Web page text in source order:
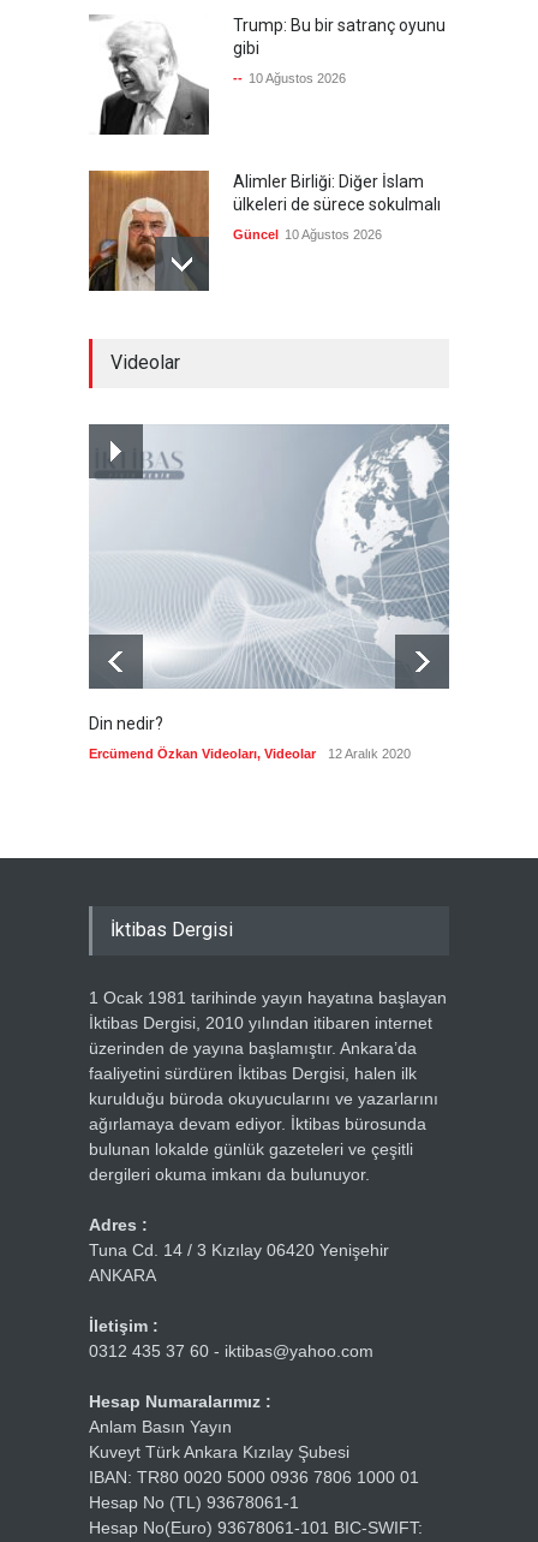
Trump: Bu bir satranç oyunu
gibi
-- 10 Ağustos 2026
Alimler Birliği: Diğer İslam
ülkeleri de sürece sokulmalı
Güncel 10 Ağustos 2026
Yemen'de devrik hükümet,
İHA'larla mücadele ediyor
8 Ağustos 2026
Videolar
Din nedir?
Ercümend Özkan Videoları, Videolar 12 Aralık 2020
İktibas Dergisi
1 Ocak 1981 tarihinde yayın hayatına başlayan
İktibas Dergisi, 2010 yılından itibaren internet
üzerinden de yayına başlamıştır. Ankara’da
faaliyetini sürdüren İktibas Dergisi, halen ilk
kurulduğu büroda okuyucularını ve yazarlarını
ağırlamaya devam ediyor. İktibas bürosunda
bulunan lokalde günlük gazeteleri ve çeşitli
dergileri okuma imkanı da bulunuyor.
Adres :
Tuna Cd. 14 / 3 Kızılay 06420 Yenişehir
ANKARA
İletişim :
0312 435 37 60 - iktibas@yahoo.com
Hesap Numaralarımız :
Anlam Basın Yayın
Kuveyt Türk Ankara Kızılay Şubesi
IBAN: TR80 0020 5000 0936 7806 1000 01
Hesap No (TL) 93678061-1
Hesap No(Euro) 93678061-101 BIC-SWIFT: